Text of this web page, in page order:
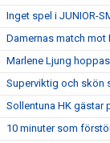
Inget spel i JUNIOR-
Damernas match mot
Marlene Ljung
Superviktig och skön
Sollentuna HK gästar
10 minuter som